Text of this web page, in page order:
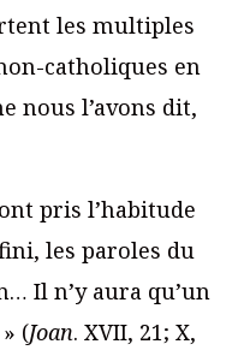
les multiples
catholiques en
nous l’avons dit,
pris l’habitude
les paroles du
Il n’y aura qu’un
(Joan. XVII, 21; X,